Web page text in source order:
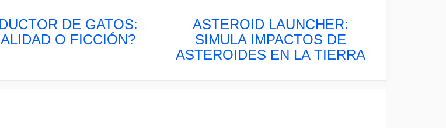
DE GATOS:
O FICCIÓN?
ASTEROID LAUNCHER:
SIMULA IMPACTOS DE
ASTEROIDES EN LA TIERRA